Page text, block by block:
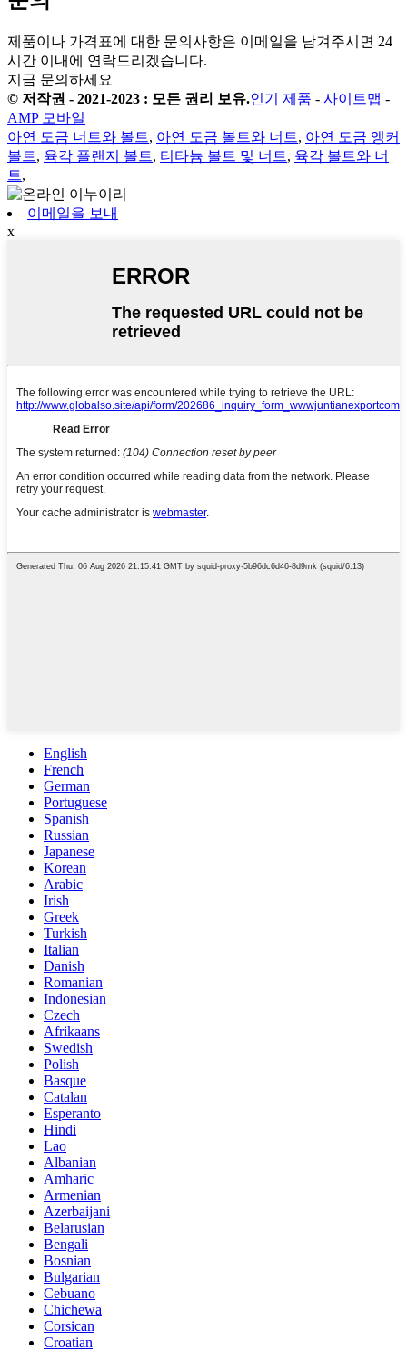
제품이나 가격표에 대한 문의사항은 이메일을 남겨주시면 24
시간 이내에 연락드리겠습니다.
지금 문의하세요
© 저작권 - 2021-2023 : 모든 권리 보유.인기 제품 - 사이트맵 -
AMP 모바일
아연 도금 너트와 볼트, 아연 도금 볼트와 너트, 아연 도금 앵커
볼트, 육각 플랜지 볼트, 티타늄 볼트 및 너트, 육각 볼트와 너
트,
이메일을 보내
x
English
French
German
Portuguese
Spanish
Russian
Japanese
Korean
Arabic
Irish
Greek
Turkish
Italian
Danish
Romanian
Indonesian
Czech
Afrikaans
Swedish
Polish
Basque
Catalan
Esperanto
Hindi
Lao
Albanian
Amharic
Armenian
Azerbaijani
Belarusian
Bengali
Bosnian
Bulgarian
Cebuano
Chichewa
Corsican
Croatian